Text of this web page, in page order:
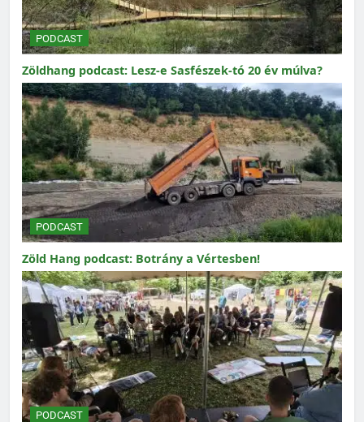
PODCAST
Zöldhang podcast: Lesz-e Sasfészek-tó 20 év múlva?
PODCAST
Zöld Hang podcast: Botrány a Vértesben!
PODCAST